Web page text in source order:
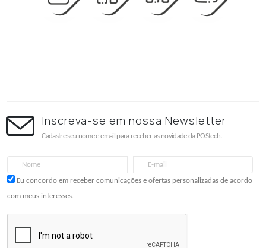
Inscreva-se em nossa Newsletter
Cadastre seu nome e email para receber as novidade da POStech.
Eu concordo em receber comunicações e ofertas personalizadas de acordo
com meus interesses.